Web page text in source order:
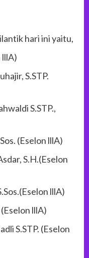
hari ini yaitu,
lllA)
S.STP.
S.STP.,
(Eselon lllA)
S.H.(Eselon
lllA)
lllA)
S.STP. (Eselon